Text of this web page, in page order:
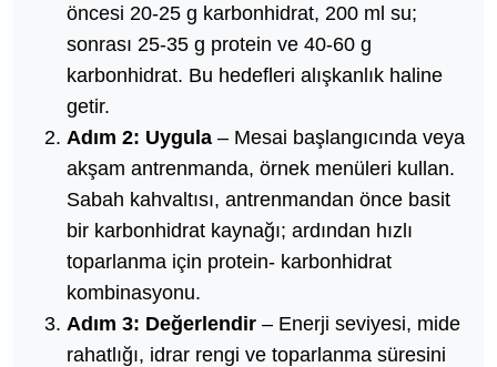
öncesi 20-25 g karbonhidrat, 200 ml su;
sonrası 25-35 g protein ve 40-60 g
karbonhidrat. Bu hedefleri alışkanlık haline
getir.
Adım 2: Uygula – Mesai başlangıcında veya
akşam antrenmanda, örnek menüleri kullan.
Sabah kahvaltısı, antrenmandan önce basit
bir karbonhidrat kaynağı; ardından hızlı
toparlanma için protein- karbonhidrat
kombinasyonu.
Adım 3: Değerlendir – Enerji seviyesi, mide
rahatlığı, idrar rengi ve toparlanma süresini